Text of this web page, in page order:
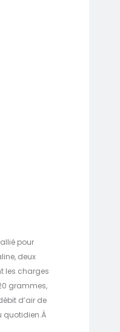
pour
deux
les charges
grammes,
d’air de
quotidien.À